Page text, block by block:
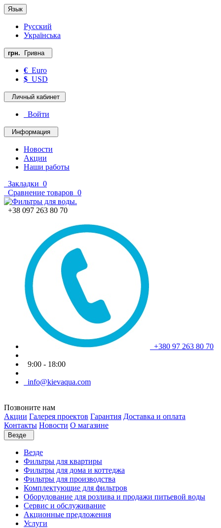
Язык
Русский
Українська
грн. Гривна
€ Euro
$ USD
Личный кабинет
Войти
Информация
Новости
Акции
Наши работы
Закладки 0
Сравнение товаров 0
+38 097 263 80 70
+380 97 263 80 70
9:00 - 18:00
info@kievaqua.com
Позвоните нам
Акции Галерея проектов Гарантия Доставка и оплата
Контакты Новости О магазине
Везде
Везде
Фильтры для квартиры
Фильтры для дома и коттеджа
Фильтры для производства
Комплектующие для фильтров
Оборудование для розлива и продажи питьевой воды
Сервис и обслуживание
Акционные предложения
Услуги